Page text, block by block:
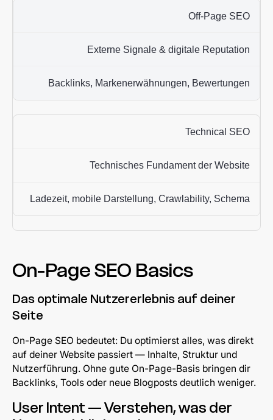
Off-Page SEO
Externe Signale & digitale Reputation
Backlinks, Markenerwähnungen, Bewertungen
Technical SEO
Technisches Fundament der Website
Ladezeit, mobile Darstellung, Crawlability, Schema
On-Page SEO Basics
Das optimale Nutzererlebnis auf deiner
Seite
On-Page SEO bedeutet: Du optimierst alles, was direkt
auf deiner Website passiert — Inhalte, Struktur und
Nutzerführung. Ohne gute On-Page-Basis bringen dir
Backlinks, Tools oder neue Blogposts deutlich weniger.
User Intent — Verstehen, was der